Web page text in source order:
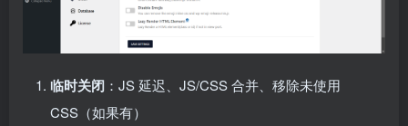
临时关闭 ：JS 延迟、JS/CSS 合并、移除未使用
CSS（如果有）